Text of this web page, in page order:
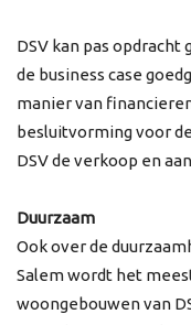
DSV kan pas
de business case
manier van
besluitvorming voor
DSV de verkoop en
Duurzaam
Ook over de
Salem wordt het
woongebouwen van